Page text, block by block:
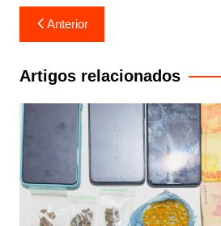
Navegação
de
Post
Anterior
Artigos relacionados